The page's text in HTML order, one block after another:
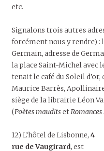
etc.
Signalons trois autres
forcément nous y rendre) :
Germain, adresse de
la place Saint-Michel avec
tenait le café du Soleil
Maurice Barrès,
siège de la librairie Léon
(Poètes mauditset
12) L’hôtel de Lisbonne, 4
rue de Vaugirard, est